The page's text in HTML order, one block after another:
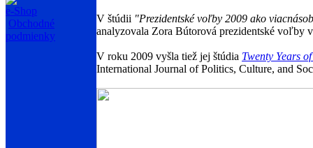
e-Shop
Obchodné
podmienky
V štúdii "Prezidentské voľby 2009 ako
analyzovala Zora Bútorová prezidentské voľby
V roku 2009 vyšla tiež jej štúdia Twenty Years
International Journal of Politics, Culture, and